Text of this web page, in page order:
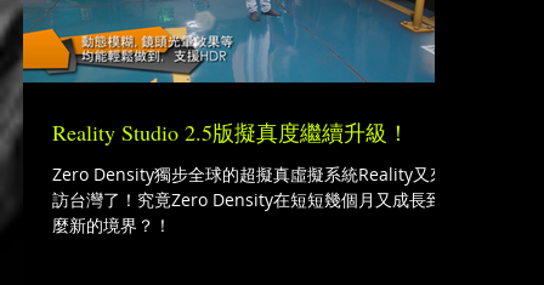
Reality Studio 2.5版擬真度繼續升級！
Zero Density獨步全球的超擬真虛擬系統Reality又來造
訪台灣了！究竟Zero Density在短短幾個月又成長到甚
麼新的境界？！